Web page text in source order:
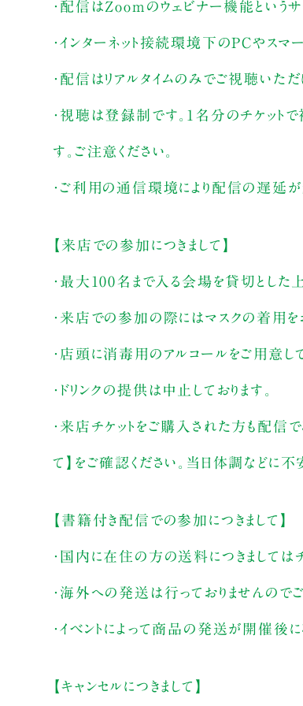
・配信はZoomのウェビナー機能というサ
・インターネット接続環境下のPCやスマ
・配信はリアルタイムのみでご視聴いた
・視聴は登録制です。1名分のチケット
す。ご注意ください。
・ご利用の通信環境により配信の遅延が
【来店での参加につきまして】
・最大100名まで入る会場を貸切とした
・来店での参加の際にはマスクの着用を
・店頭に消毒用のアルコールをご用意し
・ドリンクの提供は中止しております。
・来店チケットをご購入された方も配信
て】をご確認ください。当日体調などに不
【書籍付き配信での参加につきまして】
・国内に在住の方の送料につきましてはチ
・海外への発送は行っておりませんのでご
・イベントによって商品の発送が開催後に
【キャンセルにつきまして】